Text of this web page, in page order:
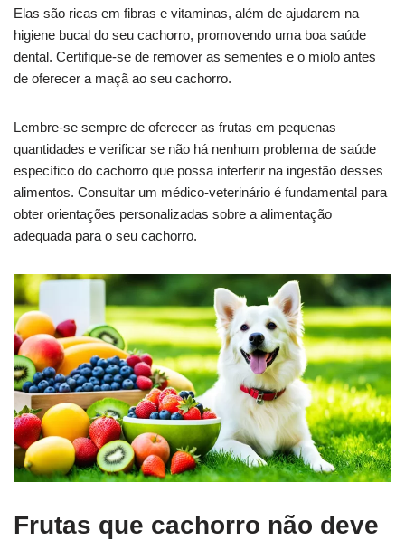
Elas são ricas em fibras e vitaminas, além de ajudarem na
higiene bucal do seu cachorro, promovendo uma boa saúde
dental. Certifique-se de remover as sementes e o miolo antes
de oferecer a maçã ao seu cachorro.
Lembre-se sempre de oferecer as frutas em pequenas
quantidades e verificar se não há nenhum problema de saúde
específico do cachorro que possa interferir na ingestão desses
alimentos. Consultar um médico-veterinário é fundamental para
obter orientações personalizadas sobre a alimentação
adequada para o seu cachorro.
Frutas que cachorro não deve